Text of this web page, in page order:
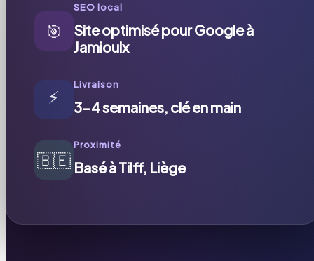
🎯
SEO local
Site optimisé pour Google à
Jamioulx
⚡
Livraison
3-4 semaines, clé en main
🇧🇪
Proximité
Basé à Tilff, Liège